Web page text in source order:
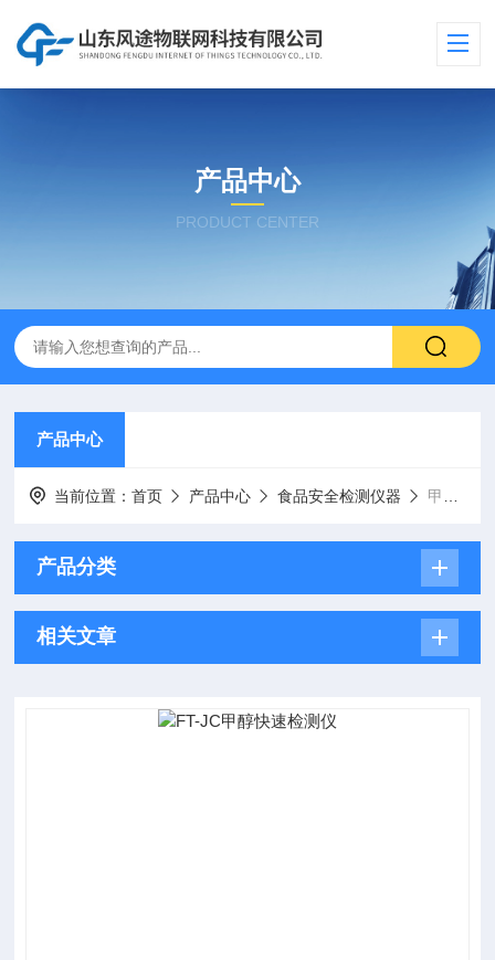
产品中心
PRODUCT CENTER
产品中心
当前位置：首页 产品中心 食品安全检测仪器 甲醛检测仪
产品分类
相关文章